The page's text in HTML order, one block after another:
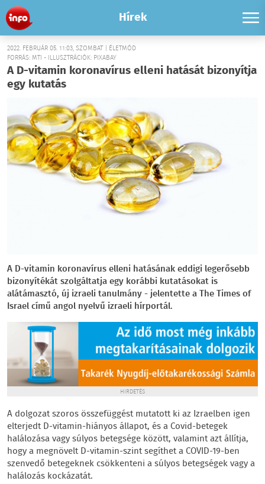
Hírek
2022. FEBRUÁR 05. 11:03, SZOMBAT | ÉLETMÓD
FORRÁS: MTI - ILLUSZTRÁCIÓK: PIXABAY
A D-vitamin koronavírus elleni hatását bizonyítja
egy kutatás
A D-vitamin koronavírus elleni hatásának eddigi legerősebb
bizonyítékát szolgáltatja egy korábbi kutatásokat is
alátámasztó, új izraeli tanulmány - jelentette a The Times of
Israel című angol nyelvű izraeli hírportál.
HIRDETÉS
A dolgozat szoros összefüggést mutatott ki az Izraelben igen
elterjedt D-vitamin-hiányos állapot, és a Covid-betegek
halálozása vagy súlyos betegsége között, valamint azt állítja,
hogy a megnövelt D-vitamin-szint segíthet a COVID-19-ben
szenvedő betegeknek csökkenteni a súlyos betegségek vagy a
halálozás kockázatát.